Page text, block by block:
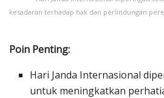
kesadaran terhadap hak dan perlindungan
Poin Penting:
Hari Janda Internasional
untuk meningkatkan